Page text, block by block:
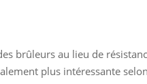
brûleurs au lieu de
plus intéressante